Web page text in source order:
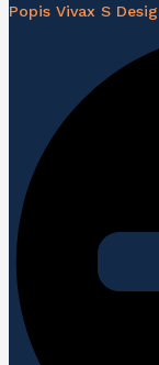
Popis Vivax S